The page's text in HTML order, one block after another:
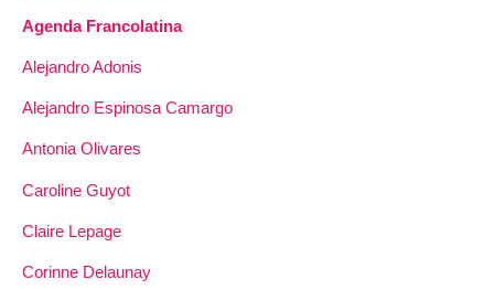
Agenda Francolatina
Alejandro Adonis
Alejandro Espinosa Camargo
Antonia Olivares
Caroline Guyot
Claire Lepage
Corinne Delaunay